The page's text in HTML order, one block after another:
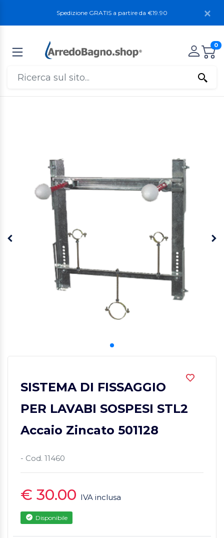
Spedizione GRATIS a partire da €19.90
0
SISTEMA DI FISSAGGIO
PER LAVABI SOSPESI STL2
Accaio Zincato 501128
- Cod. 11460
€ 30.00 IVA inclusa
Disponibile